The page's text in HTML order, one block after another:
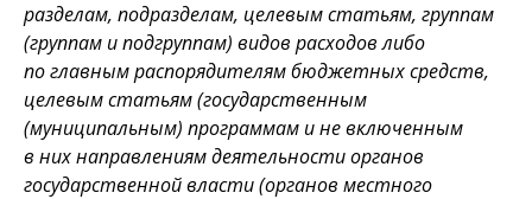
разделам, подразделам, целевым статьям, группам
(группам и подгруппам) видов расходов либо
по главным распорядителям бюджетных средств,
целевым статьям (государственным
(муниципальным) программам и не включенным
в них направлениям деятельности органов
государственной власти (органов местного